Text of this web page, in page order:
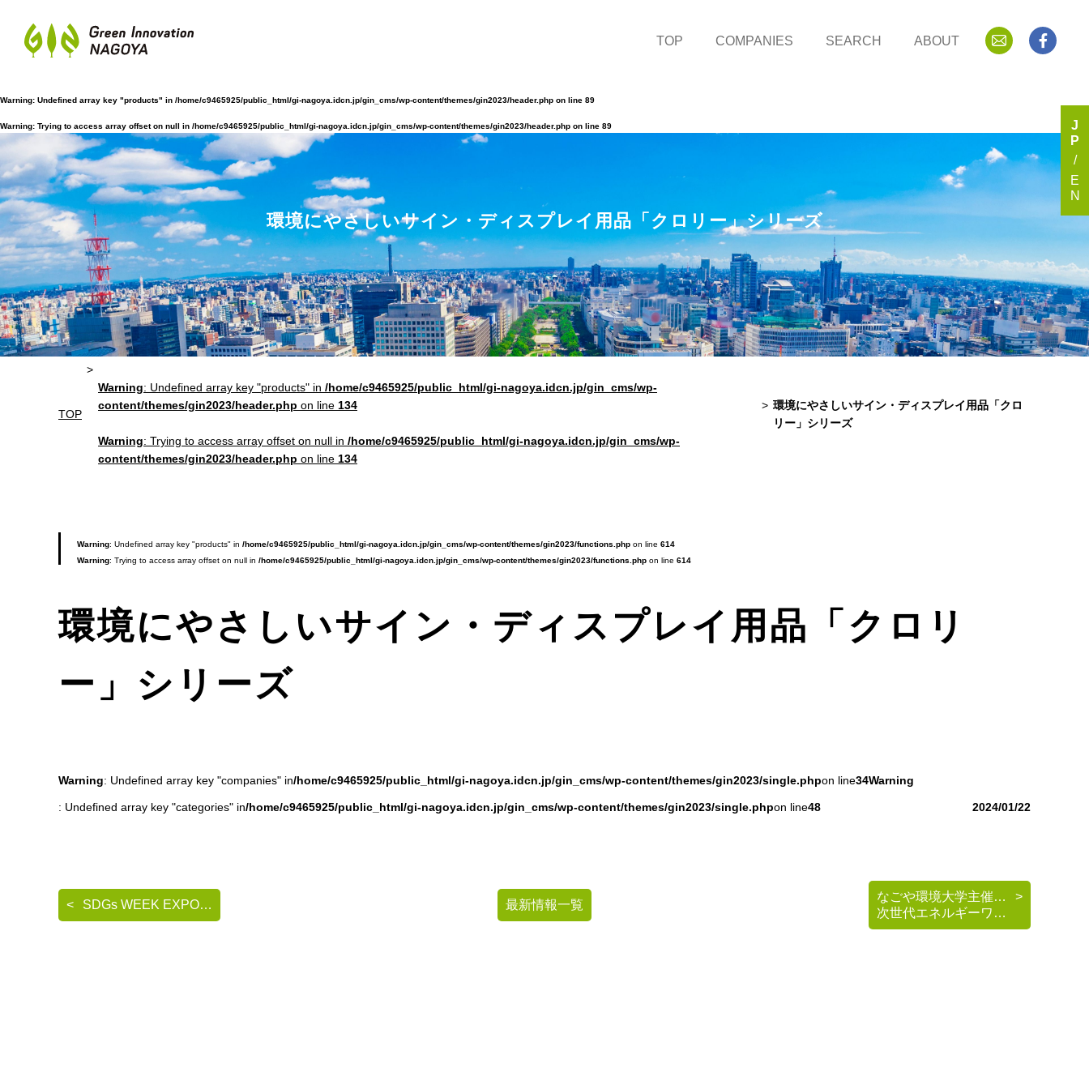
TOP COMPANIES SEARCH ABOUT
Warning: Undefined array key "products" in /home/c9465925/public_html/gi-nagoya.idcn.jp/gin_cms/wp-content/themes/gin2023/header.php on line 89
Warning: Trying to access array offset on null in /home/c9465925/public_html/gi-nagoya.idcn.jp/gin_cms/wp-content/themes/gin2023/header.php on line 89
環境にやさしいサイン・ディスプレイ用品「クロリー」シリーズ
TOP
Warning: Undefined array key "products" in /home/c9465925/public_html/gi-nagoya.idcn.jp/gin_cms/wp-
content/themes/gin2023/header.php on line 134
Warning: Trying to access array offset on null in /home/c9465925/public_html/gi-nagoya.idcn.jp/gin_cms/wp-
content/themes/gin2023/header.php on line 134
環境にやさしいサイン・ディスプレイ用品「クロ
リー」シリーズ
Warning: Undefined array key "products" in /home/c9465925/public_html/gi-nagoya.idcn.jp/gin_cms/wp-content/themes/gin2023/functions.php on line 614
Warning: Trying to access array offset on null in /home/c9465925/public_html/gi-nagoya.idcn.jp/gin_cms/wp-content/themes/gin2023/functions.php on line 614
環境にやさしいサイン・ディスプレイ用品「クロリ
ー」シリーズ
2024/01/22
Warning: Undefined array key "companies" in/home/c9465925/public_html/gi-nagoya.idcn.jp/gin_cms/wp-content/themes/gin2023/single.phpon line34Warning
: Undefined array key "categories" in/home/c9465925/public_html/gi-nagoya.idcn.jp/gin_cms/wp-content/themes/gin2023/single.phpon line48
SDGs WEEK EXPO エコプロ2024 出展のご案内 最新情報一覧
なごや環境大学主催 《脱炭素を考える》基礎講座
次世代エネルギーワークショップのご案内
J
P
E
N